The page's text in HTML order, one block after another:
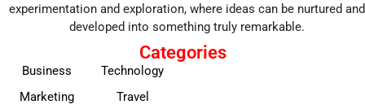
experimentation and exploration, where ideas can be nurtured and
developed into something truly remarkable.
Categories
Business
Marketing
Technology
Travel